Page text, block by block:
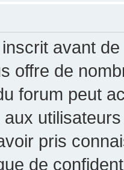
avant
offre de
forum peut
pris
de